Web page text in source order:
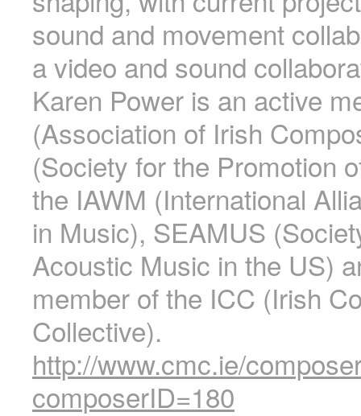
sound and movement
a video and sound
Karen Power is an active
(Association of Irish
(Society for the Promotion
the IAWM (International
in Music), SEAMUS
Acoustic Music in the US)
member of the ICC (Irish
Collective).
http://www.cmc.ie/
composerID=180